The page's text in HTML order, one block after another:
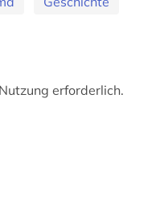
erforderlich.